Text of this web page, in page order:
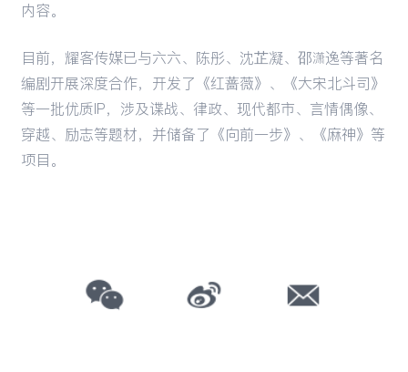
内容。
目前，耀客传媒已与六六、陈彤、沈芷凝、邵潇逸等著名
编剧开展深度合作，开发了《红蔷薇》、《大宋北斗司》
等一批优质IP，涉及谍战、律政、现代都市、言情偶像、
穿越、励志等题材，并储备了《向前一步》、《麻神》等
项目。